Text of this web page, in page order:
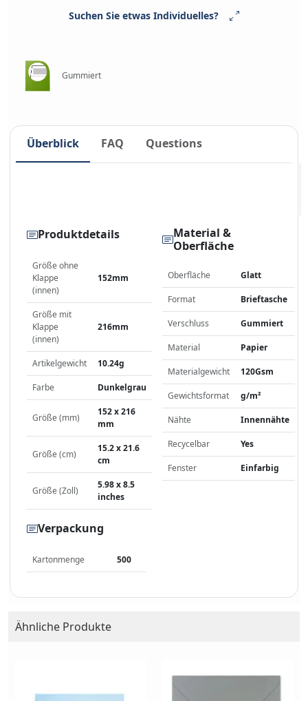
Suchen Sie etwas Individuelles?
Gummiert
Überblick FAQ Questions
Produktdetails
Größe ohne
Klappe
(innen)
152mm
Größe mit
Klappe
(innen)
216mm
Artikelgewicht 10.24g
Farbe Dunkelgrau
Größe (mm)
152 x 216
mm
Größe (cm)
15.2 x 21.6
cm
Größe (Zoll)
5.98 x 8.5
inches
Material &
Oberfläche
Oberfläche Glatt
Format Brieftasche
Verschluss Gummiert
Material Papier
Materialgewicht 120Gsm
Gewichtsformat g/m²
Nähte Innennähte
Recycelbar Yes
Fenster Einfarbig
Verpackung
Kartonmenge 500
Ähnliche Produkte